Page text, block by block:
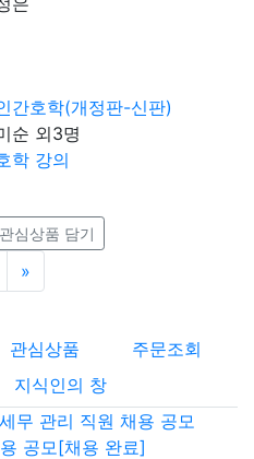
간호학(개정판-신판)
순 외3명
학 강의
관심상품 담기
»
관심상품
주문조회
지식인의 창
무 관리 직원 채용 공모
공모[채용 완료]